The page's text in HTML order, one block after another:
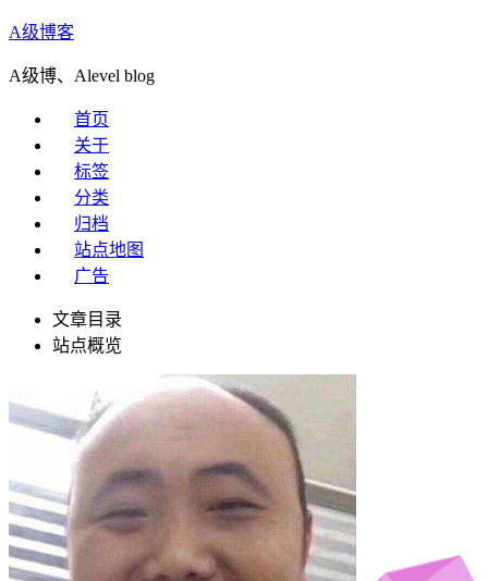
A级博客
A级博、Alevel blog
首页
关于
标签
分类
归档
站点地图
广告
文章目录
站点概览